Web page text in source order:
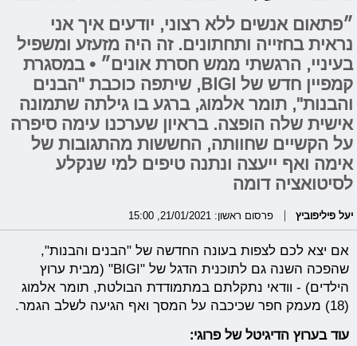
״פתאום אנשים ללא רצוני, יודעים איך אני
נראית בחזייה ותחתונים. זה היה מזעזע ומשפיל
בעיניי, הרגשתי ממש חסרת אונים״ • במסגרת
קמפיין חדש של BIGI, שיתפה כוכבת "הבנים
והבנות", תומר אלמוג, ברגע בו גילתה שתמונה
אישית שלה הופצה. בראיון שערכנו עימה סיפרה
על הקשיים שחוותה, החששות מהתגובות של
אימה ואף ייעצה ונתנה טיפים למי שנקלע
לסיטואציה דומה
יעל פיליפוביץ פרסום ראשון: 21/01/2021, 15:00
אם יצא לכם לצפות בעונה החדשה של "הבנים והבנות",
שהפכה השנה גם לתוכנית הדגל של "BIGI" (מבית ערוץ
הילדים) - וודאי נתקלתם במתמודדת הבולטת, תומר אלמוג
(18) מעמק חפר שכיכבה על המסך ואף הגיעה לשלב הגמר.
עוד בערוץ הדיגיטל של פרוגי: